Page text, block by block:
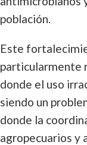
población.
Este
particularmente
donde el uso
siendo un
donde la
agropecuarios y